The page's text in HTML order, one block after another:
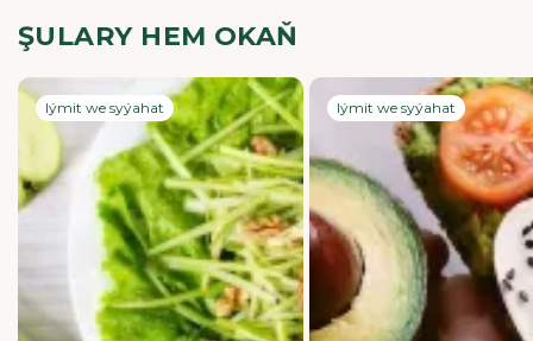
ŞULARY HEM OKAŇ
Iýmit we syýahat Iýmit we syýahat